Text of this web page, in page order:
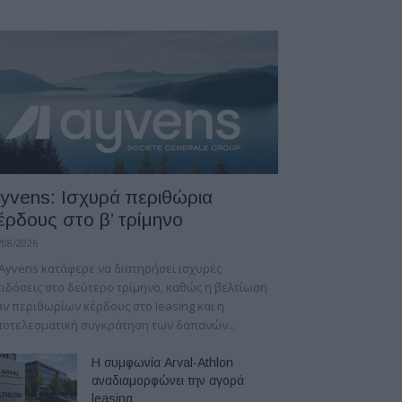
Iσχυρά περιθώρια
στο β’ τρίμηνο
2026
κατάφερε να διατηρήσει ισχυρές
στο δεύτερο τρίμηνο, καθώς η βελτίωση
περιθωρίων κέρδους στο leasing και η
συγκράτηση των δαπανών...
Η συμφωνία Arval-Athlon
αναδιαμορφώνει την αγορά
leasing